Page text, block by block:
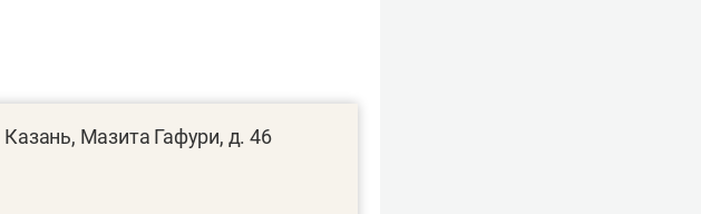
Казань, Мазита Гафури, д. 46